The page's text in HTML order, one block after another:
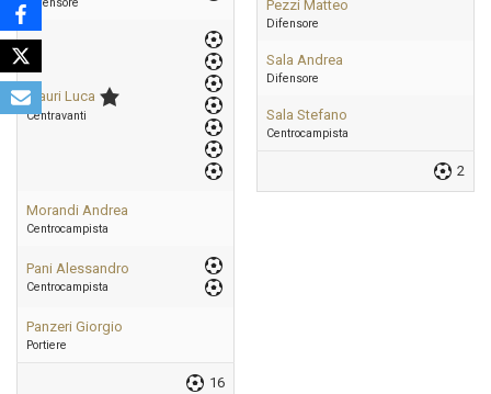
Mauri Luca
Centravanti
Morandi Andrea
Centrocampista
Pani Alessandro
Centrocampista
Panzeri Giorgio
Portiere
16
Pezzi Matteo
Difensore
Sala Andrea
Difensore
Sala Stefano
Centrocampista
2